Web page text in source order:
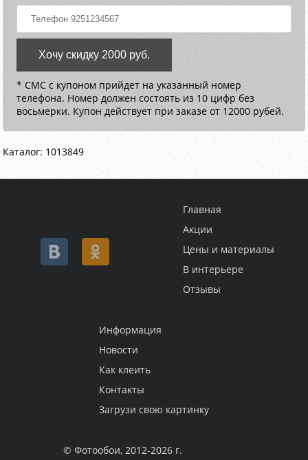
Хочу скидку 2000 руб.
* СМС с купоном прийдет на указанный номер
телефона. Номер должен состоять из 10 цифр без
восьмерки. Купон действует при заказе от 12000 рубей.
Каталог: 1013849
Главная
Акции
Цены и материалы
В интерьере
Отзывы
Информация
Новости
Как клеить
Контакты
Загрузи свою картинку
© Фотообои, 2012-2026 г.